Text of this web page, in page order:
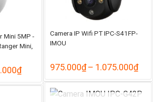
Camera IP Wifi PT IPC-S41FP-
IMOU
975.000₫– 1.075.000₫
từ
Mini 5MP -
Mini,
₫Khoảng
từ
594.000₫